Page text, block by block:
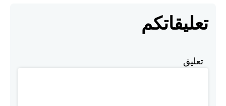
تعليقاتكم
تعليق